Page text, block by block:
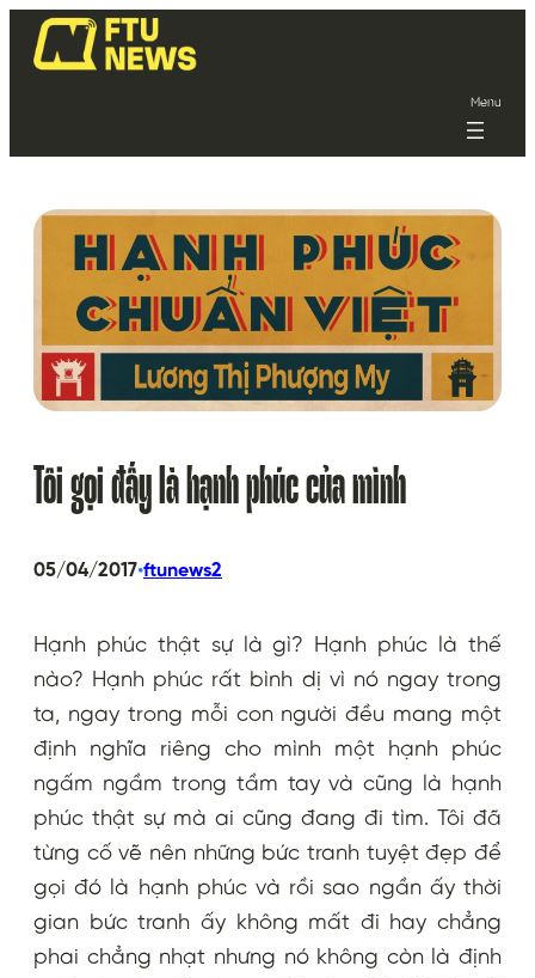
Menu
Tôi gọi đấy là hạnh phúc của mình
05/04/2017•ftunews2
Hạnh phúc thật sự là gì? Hạnh phúc là thế
nào? Hạnh phúc rất bình dị vì nó ngay trong
ta, ngay trong mỗi con người đều mang một
định nghĩa riêng cho mình một hạnh phúc
ngấm ngầm trong tầm tay và cũng là hạnh
phúc thật sự mà ai cũng đang đi tìm. Tôi đã
từng cố vẽ nên những bức tranh tuyệt đẹp để
gọi đó là hạnh phúc và rồi sao ngần ấy thời
gian bức tranh ấy không mất đi hay chẳng
phai chẳng nhạt nhưng nó không còn là định